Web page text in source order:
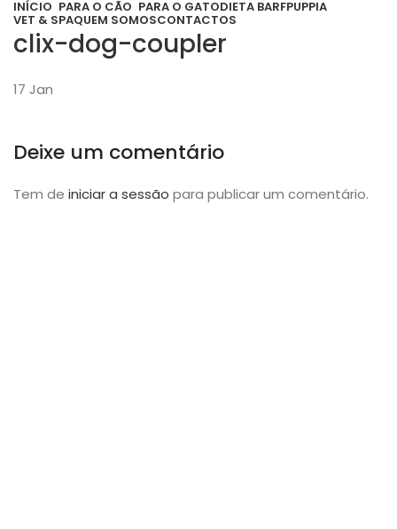
INÍCIO PARA O CÃO PARA O GATODIETA BARFPUPPIA
VET & SPAQUEM SOMOSCONTACTOS
clix-dog-coupler
17 Jan
Deixe um comentário
Tem de iniciar a sessão para publicar um comentário.